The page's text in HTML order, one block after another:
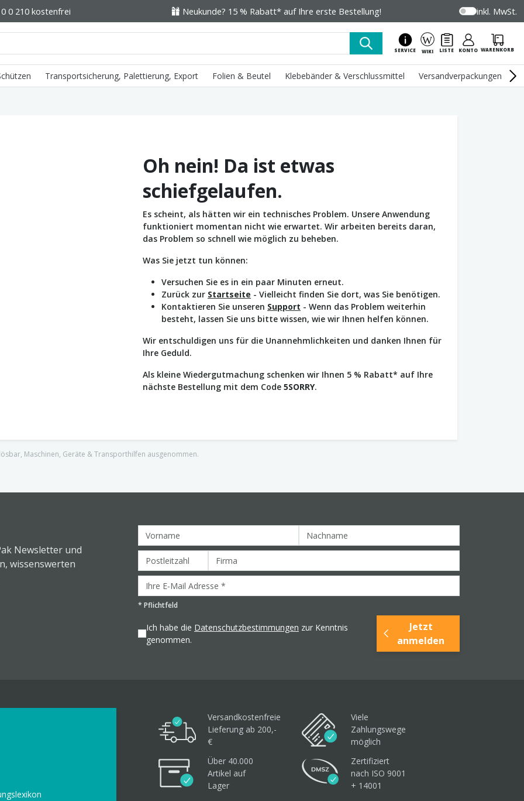
0 210 kostenfrei Neukunde? 15 % Rabatt* auf Ihre erste Bestellung! inkl. MwSt.
SERVICE WIKI LISTE KONTO WARENKORB
Transportsicherung, Palettierung, Export Folien & Beutel Klebebänder & Verschlussmittel Versandverpackungen
Oh nein! Da ist etwas
schiefgelaufen.
Es scheint, als hätten wir ein technisches Problem. Unsere Anwendung
funktioniert momentan nicht wie erwartet. Wir arbeiten bereits daran,
das Problem so schnell wie möglich zu beheben.
Was Sie jetzt tun können:
Versuchen Sie es in ein paar Minuten erneut.
Zurück zur Startseite - Vielleicht finden Sie dort, was Sie benötigen.
Kontaktieren Sie unseren Support - Wenn das Problem weiterhin
besteht, lassen Sie uns bitte wissen, wie wir Ihnen helfen können.
Wir entschuldigen uns für die Unannehmlichkeiten und danken Ihnen für
Ihre Geduld.
Als kleine Wiedergutmachung schenken wir Ihnen 5 % Rabatt* auf Ihre
nächste Bestellung mit dem Code 5SORRY.
Maschinen, Geräte & Transporthilfen ausgenommen.
Newsletter und
wissenswerten
* Pflichtfeld
Ich habe die Datenschutzbestimmungen zur Kenntnis
genommen.
Jetzt
anmelden
Versandkostenfreie
Lieferung ab 200,-
€
Viele
Zahlungswege
möglich
Über 40.000
Artikel auf
Lager
Zertifiziert
nach ISO 9001
+ 14001